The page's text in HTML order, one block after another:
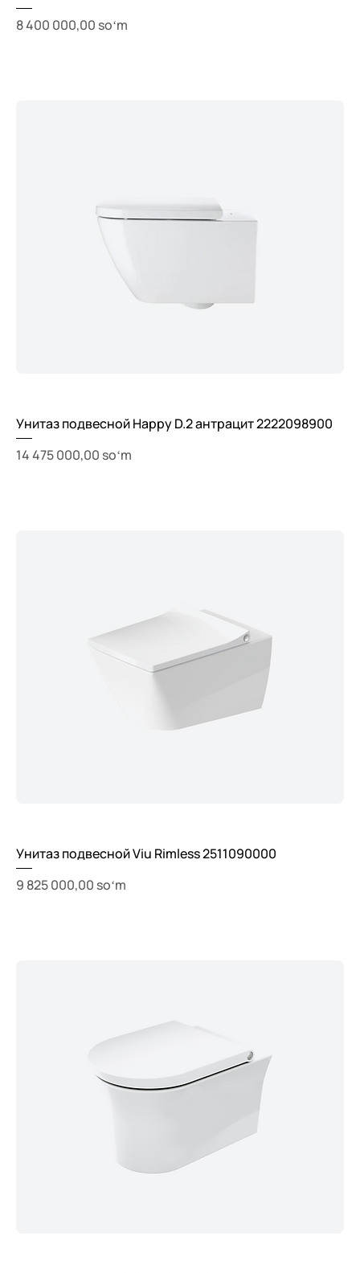
Price
8 400 000,00 soʻm
Унитаз подвесной Happy D.2 антрацит 2222098900
Price
14 475 000,00 soʻm
Унитаз подвесной Viu Rimless 2511090000
Price
9 825 000,00 soʻm